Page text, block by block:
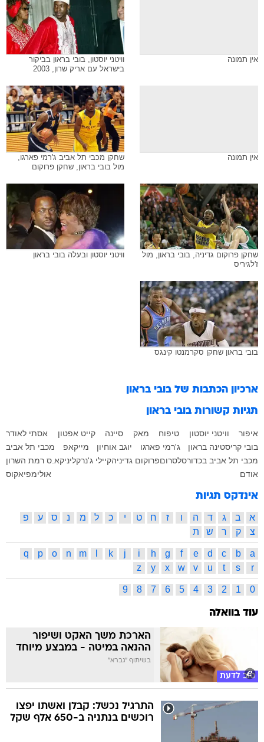
אין תמונה
וויטני יוסטון, בובי בראון בביקור
בישראל עם אריק שרון, 2003
אין תמונה
שחקן מכבי תל אביב ג'רמי פארגו,
מול בובי בראון, שחקן פרוקום
שחקן פרוקום גדיניה, בובי בראון, מול
ז'לגיריס
וויטני יוסטון ובעלה בובי בראון
בובי בראון שחקן סקרמנטו קינגס
ארכיון הכתבות של בובי בראון
תגיות קשורות בובי בראון
איפור וויטני יוסטון טיפוח מאק סיינה קייט אפטון
אסתי לאודר
בובי קריסטינה בראון
ג'רמי פארגו יוגב אוחיון מייקאפ
מכבי תל אביב
מכבי תל אביב בכדורסלסרוםפרוקום גדיניהקיילי ג'נרקליניקא.ס רמת השרון
אודם
אולימפיאקוס
אינדקס תגיות
א ב ג ד ה ו ז ח ט י כ ל מ נ ס ע
פ
צ
ק ר ש ת
a
b
c
d
e
f
g
h
i
j
k
m
n
o
p
q
r
s
t
u
v
w
x
y
z
0
1
2
3
4
5
6
7
8
9
עוד בוואלה
טוב לדעת
הארכת משך האקט ושיפור
ההנאה במיטה - במבצע מיוחד
בשיתוף "גברא"
התרגיל נכשל: קבלן ואשתו יפצו
רוכשים בנתניה ב-650 אלף שקל